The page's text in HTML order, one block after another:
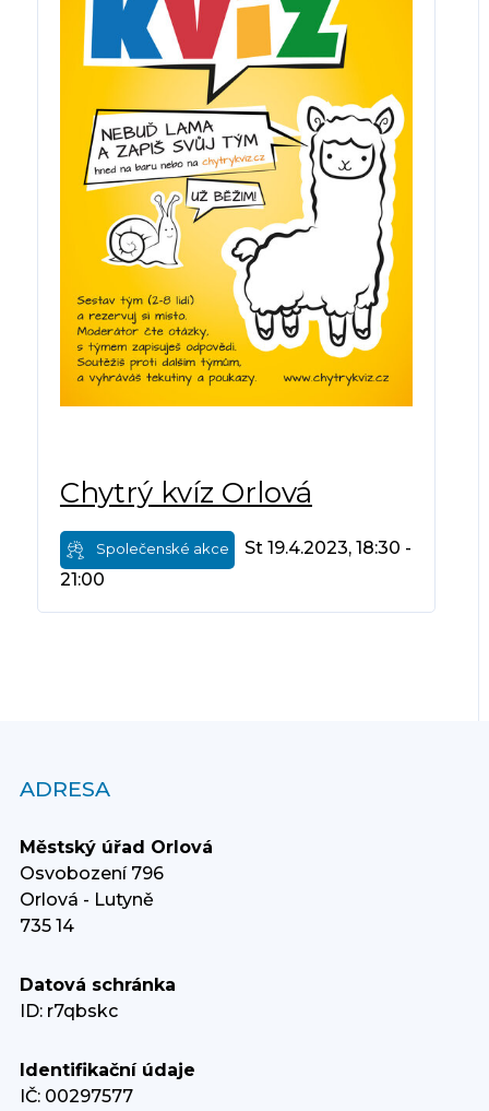
Chytrý kvíz Orlová
Společenské akce
St 19.4.2023, 18:30 -
21:00
ADRESA
Městský úřad Orlová
Osvobození 796
Orlová - Lutyně
735 14
Datová schránka
ID: r7qbskc
Identifikační údaje
IČ: 00297577